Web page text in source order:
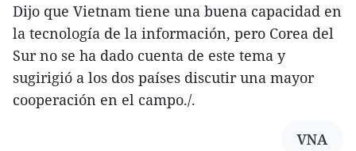
Dijo que Vietnam tiene una buena capacidad en
la tecnología de la información, pero Corea del
Sur no se ha dado cuenta de este tema y
sugirigió a los dos países discutir una mayor
cooperación en el campo./.
VNA